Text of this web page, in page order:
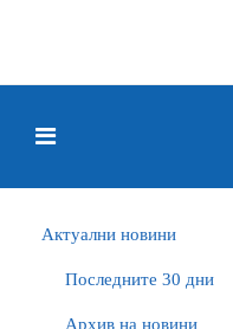
Актуални новини
Последните 30 дни
Архив на новини